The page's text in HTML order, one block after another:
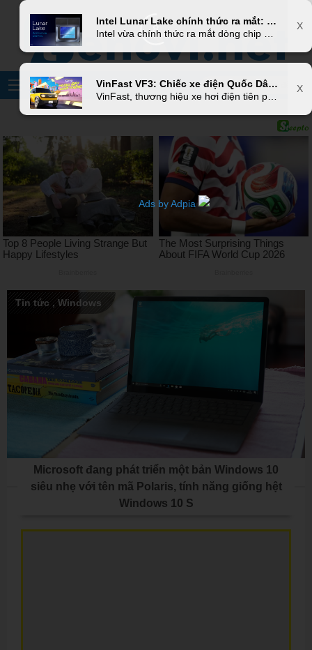
6
Ads by Adpia
Tin tức , Windows
Microsoft đang phát triển một bản Windows 10
siêu nhẹ với tên mã Polaris, tính năng giống hệt
Windows 10 S
Intel Lunar Lake chính thức ra mắt: Bước tiến vượt bậc trong công nghệ xử lý giúp CPU x86 tiết kiệm điện tốt nhất từ trước đến nay
X
VinFast VF3: Chiếc xe điện Quốc Dân với mức giá hấp dẫn và số lượng đơn đặt hàng khủng
X